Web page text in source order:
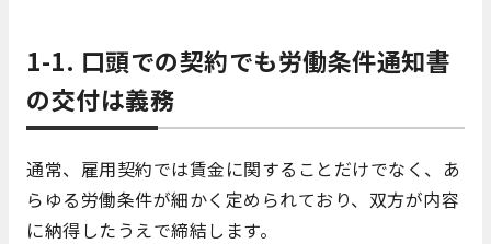
1-1. 口頭での契約でも労働条件通知書
の交付は義務
通常、雇用契約では賃金に関することだけでなく、あ
らゆる労働条件が細かく定められており、双方が内容
に納得したうえで締結します。